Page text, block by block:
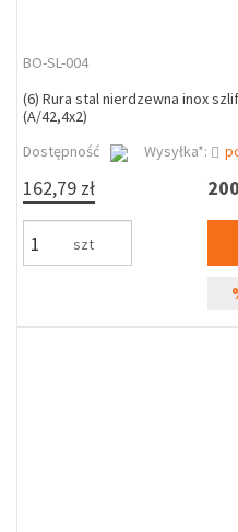
BO-SL-004
(6) Rura stal nierdzewna inox
(A/42,4x2)
Dostępność
Wysyłka*:
162,79 zł
szt